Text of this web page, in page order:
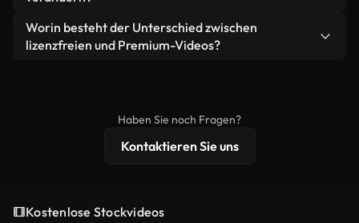
weiterverbreiten.
Videomaterial.
Ja. Sie dürfen unsere Videos gerne kürzen,
bearbeiten oder neu zusammenstellen. Achten Sie
Worin besteht der Unterschied zwischen
lizenzfreien und Premium-Videos?
erweiterten Lizenzschutz bieten.
Haben Sie noch Fragen?
Kontaktieren Sie uns
Kostenlose Stockvideos